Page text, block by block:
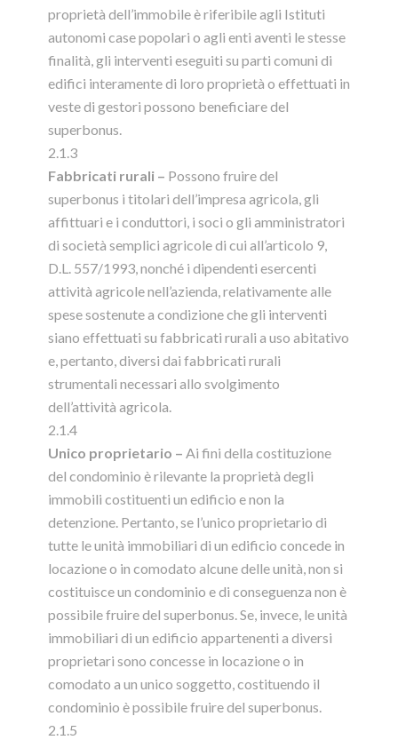
proprietà dell’immobile è riferibile agli Istituti
autonomi case popolari o agli enti aventi le stesse
finalità, gli interventi eseguiti su parti comuni di
edifici interamente di loro proprietà o effettuati in
veste di gestori possono beneficiare del
superbonus.
2.1.3
Fabbricati rurali – Possono fruire del
superbonus i titolari dell’impresa agricola, gli
affittuari e i conduttori, i soci o gli amministratori
di società semplici agricole di cui all’articolo 9,
D.L. 557/1993, nonché i dipendenti esercenti
attività agricole nell’azienda, relativamente alle
spese sostenute a condizione che gli interventi
siano effettuati su fabbricati rurali a uso abitativo
e, pertanto, diversi dai fabbricati rurali
strumentali necessari allo svolgimento
dell’attività agricola.
2.1.4
Unico proprietario – Ai fini della costituzione
del condominio è rilevante la proprietà degli
immobili costituenti un edificio e non la
detenzione. Pertanto, se l’unico proprietario di
tutte le unità immobiliari di un edificio concede in
locazione o in comodato alcune delle unità, non si
costituisce un condominio e di conseguenza non è
possibile fruire del superbonus. Se, invece, le unità
immobiliari di un edificio appartenenti a diversi
proprietari sono concesse in locazione o in
comodato a un unico soggetto, costituendo il
condominio è possibile fruire del superbonus.
2.1.5